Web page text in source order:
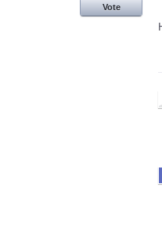
Vote